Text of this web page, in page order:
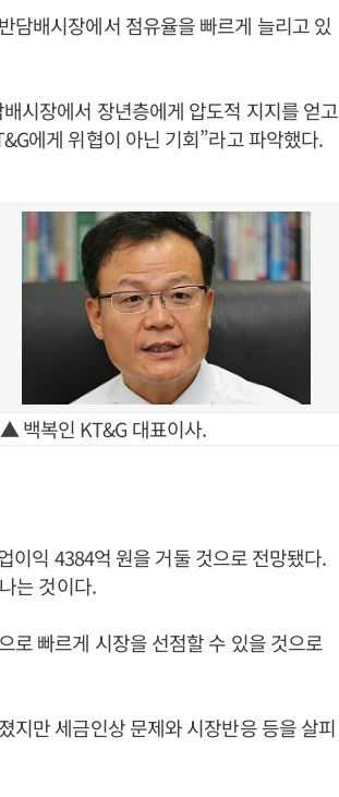
담배시장에서 점유율을 빠르게 늘리고 있
시장에서 장년층에게 압도적 지지를 얻고
에게 위협이 아닌 기회”라고 파악했다.
▲ 백복인 KT&G 대표이사.
이익 4384억 원을 거둘 것으로 전망됐다.
는 것이다.
로 빠르게 시장을 선점할 수 있을 것으로
지만 세금인상 문제와 시장반응 등을 살피